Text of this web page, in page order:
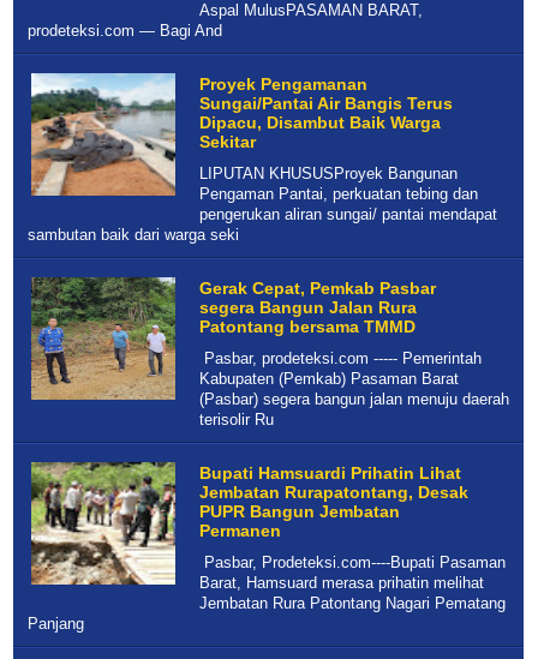
Aspal Mulus ​PASAMAN BARAT,
prodeteksi.com — Bagi And
Proyek Pengamanan
Sungai/Pantai Air Bangis Terus
Dipacu, Disambut Baik Warga
Sekitar
LIPUTAN KHUSUSProyek Bangunan
Pengaman Pantai, perkuatan tebing dan
pengerukan aliran sungai/ pantai mendapat
sambutan baik dari warga seki
Gerak Cepat, Pemkab Pasbar
segera Bangun Jalan Rura
Patontang bersama TMMD
Pasbar, prodeteksi.com ----- Pemerintah
Kabupaten (Pemkab) Pasaman Barat
(Pasbar) segera bangun jalan menuju daerah
terisolir Ru
Bupati Hamsuardi Prihatin Lihat
Jembatan Rurapatontang, Desak
PUPR Bangun Jembatan
Permanen
Pasbar, Prodeteksi.com----Bupati Pasaman
Barat, Hamsuard merasa prihatin melihat
Jembatan Rura Patontang Nagari Pematang
Panjang